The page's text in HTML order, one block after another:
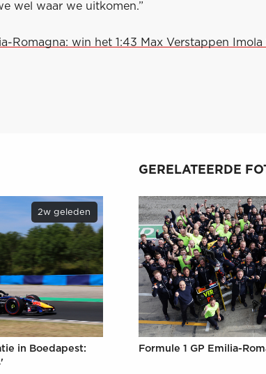
wel waar we uitkomen.”
Romagna: win het 1:43 Max Verstappen Imola
2w geleden
in Boedapest:
GERELATEERDE
Formule 1 GP Emilia-